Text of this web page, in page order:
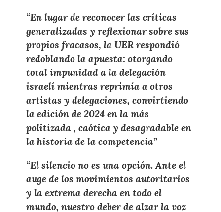
“En lugar de reconocer las críticas
generalizadas y reflexionar sobre sus
propios fracasos, la UER respondió
redoblando la apuesta: otorgando
total impunidad a la delegación
israelí mientras reprimía a otros
artistas y delegaciones, convirtiendo
la edición de 2024 en la más
politizada , caótica y desagradable en
la historia de la competencia”
“El silencio no es una opción. Ante el
auge de los movimientos autoritarios
y la extrema derecha en todo el
mundo, nuestro deber de alzar la voz